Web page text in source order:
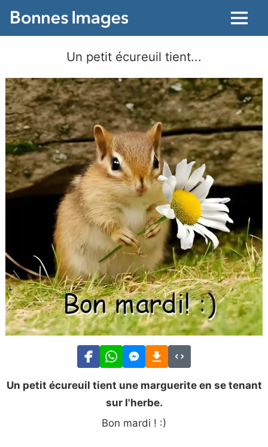
Menu
Un petit écureuil tient...
Un petit écureuil tient une marguerite en se tenant
sur l'herbe.
Bon mardi ! :)